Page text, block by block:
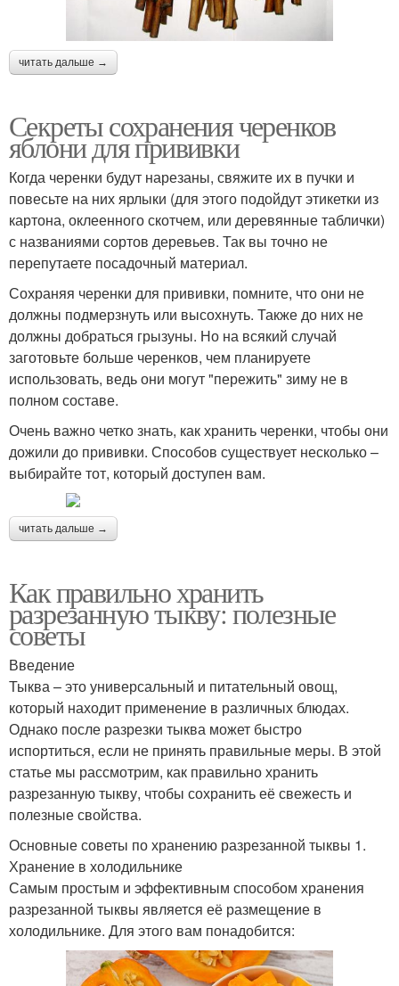
читать дальше →
Секреты сохранения черенков
яблони для прививки
Когда черенки будут нарезаны, свяжите их в пучки и
повесьте на них ярлыки (для этого подойдут этикетки из
картона, оклеенного скотчем, или деревянные таблички)
с названиями сортов деревьев. Так вы точно не
перепутаете посадочный материал.
Сохраняя черенки для прививки, помните, что они не
должны подмерзнуть или высохнуть. Также до них не
должны добраться грызуны. Но на всякий случай
заготовьте больше черенков, чем планируете
использовать, ведь они могут "пережить" зиму не в
полном составе.
Очень важно четко знать, как хранить черенки, чтобы они
дожили до прививки. Способов существует несколько –
выбирайте тот, который доступен вам.
читать дальше →
Как правильно хранить
разрезанную тыкву: полезные
советы
Введение
Тыква – это универсальный и питательный овощ,
который находит применение в различных блюдах.
Однако после разрезки тыква может быстро
испортиться, если не принять правильные меры. В этой
статье мы рассмотрим, как правильно хранить
разрезанную тыкву, чтобы сохранить её свежесть и
полезные свойства.
Основные советы по хранению разрезанной тыквы 1.
Хранение в холодильнике
Самым простым и эффективным способом хранения
разрезанной тыквы является её размещение в
холодильнике. Для этого вам понадобится: